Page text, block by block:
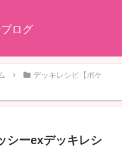
ログ
デッキレシピ【ポケ
シーexデッキレシ